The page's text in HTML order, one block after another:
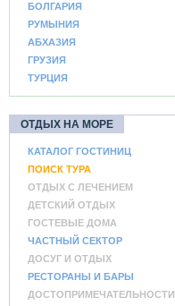
БОЛГАРИЯ
РУМЫНИЯ
АБХАЗИЯ
ГРУЗИЯ
ТУРЦИЯ
ОТДЫХ НА МОРЕ
КАТАЛОГ ГОСТИНИЦ
ПОИСК ТУРА
ОТДЫХ С ЛЕЧЕНИЕМ
ДЕТСКИЙ ОТДЫХ
ГОСТЕВЫЕ ДОМА
ЧАСТНЫЙ СЕКТОР
ДОСУГ И ОТДЫХ
РЕСТОРАНЫ И БАРЫ
ДОСТОПРИМЕЧАТЕЛЬНОСТИ